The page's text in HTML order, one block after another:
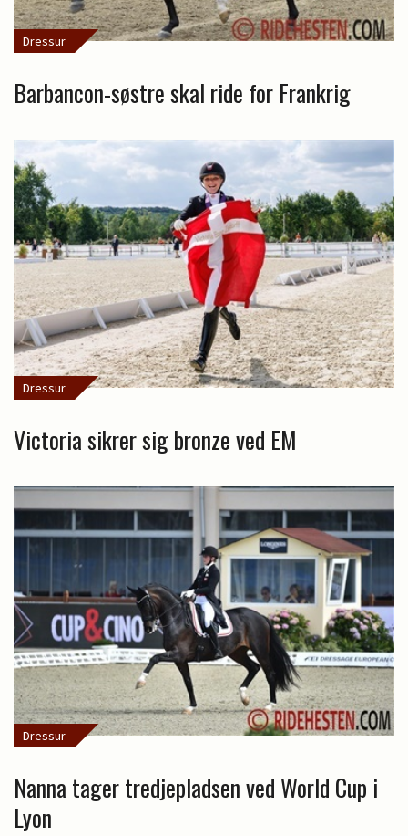
Dressur
Barbancon-søstre skal ride for Frankrig
Dressur
Victoria sikrer sig bronze ved EM
Dressur
Nanna tager tredjepladsen ved World Cup i
Lyon